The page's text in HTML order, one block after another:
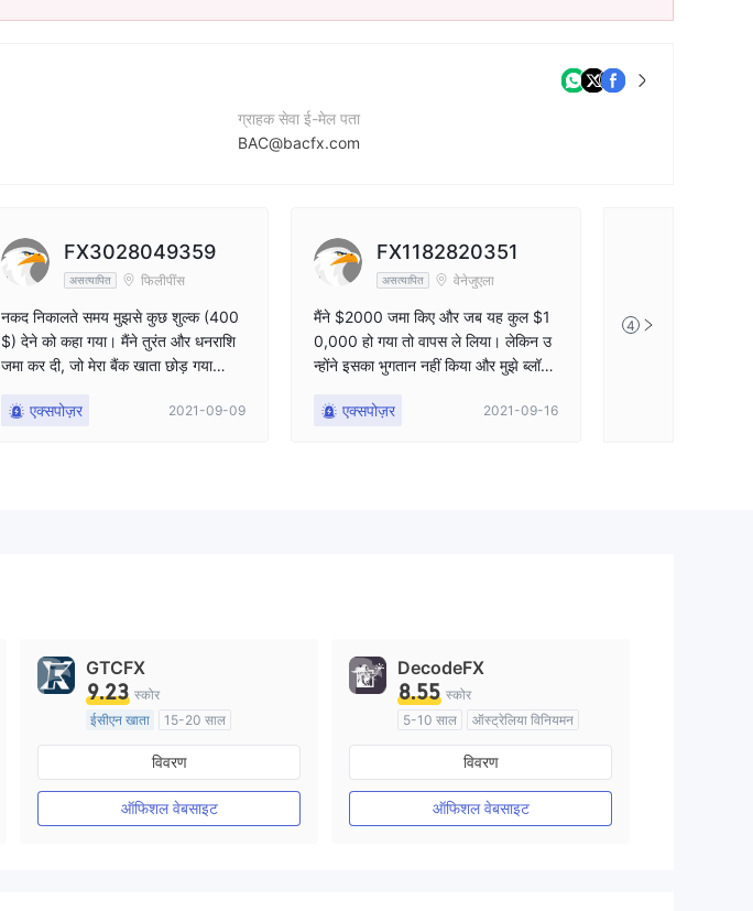
ग्राहक सेवा ई-मेल पता
BAC@bacfx.com
FX3028049359
असत्यापित फिलीपींस
नकद निकालते समय मुझसे कुछ शुल्क (400
$) देने को कहा गया। मैंने तुरंत और धनराशि
जमा कर दी, जो मेरा बैंक खाता छोड़ गया
खाता कुछ घंटों के बाद बंद कर दिया गया था,
एक्सपोज़र 2021-09-09
FX1182820351
असत्यापित वेनेजुएला
मैंने $2000 जमा किए और जब यह कुल $1
0,000 हो गया तो वापस ले लिया। लेकिन उ
न्होंने इसका भुगतान नहीं किया और मुझे ब्लॉक
एक्सपोज़र
2021-09-16
4
GTCFX
9.23 स्कोर
ईसीएन खाता
15-20 साल
यूनाइटेड किंगडम विनियमन
मार्केट मेकिंग (एमएम)
मुख्य-लेबल MT4
विवरण
ऑफिशल वेबसाइट
DecodeFX
8.55 स्कोर
5-10 साल
ऑस्ट्रेलिया विनियमन
मार्केट मेकिंग (एमएम)
मुख्य-लेबल MT4
विवरण
ऑफिशल वेबसाइट